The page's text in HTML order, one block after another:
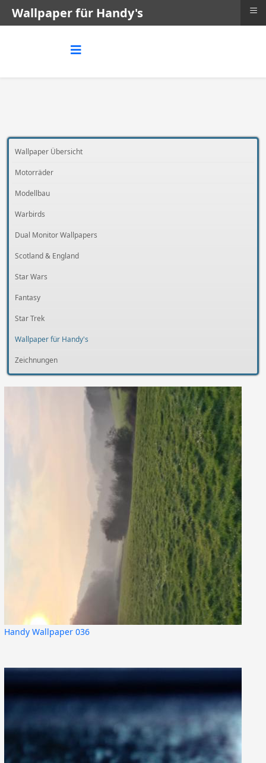
Wallpaper Übersicht
Motorräder
Modellbau
Warbirds
Dual Monitor Wallpapers
Scotland & England
Star Wars
Fantasy
Star Trek
Wallpaper für Handy's
Zeichnungen
Handy Wallpaper 036
Wallpaper für Handy's ≡